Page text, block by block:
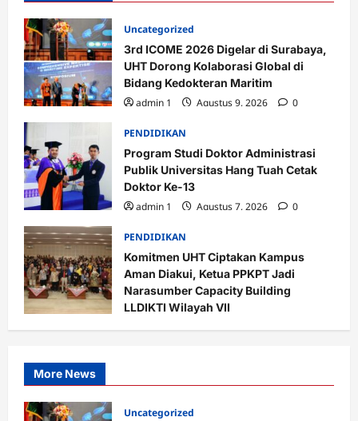
Uncategorized
3rd ICOME 2026 Digelar di Surabaya,
UHT Dorong Kolaborasi Global di
Bidang Kedokteran Maritim
admin 1
Agustus 9, 2026 0
PENDIDIKAN
Program Studi Doktor Administrasi
Publik Universitas Hang Tuah Cetak
Doktor Ke-13
admin 1
Agustus 7, 2026 0
PENDIDIKAN
Komitmen UHT Ciptakan Kampus
Aman Diakui, Ketua PPKPT Jadi
Narasumber Capacity Building
LLDIKTI Wilayah VII
admin 1
Agustus 7, 2026 0
More News
Uncategorized